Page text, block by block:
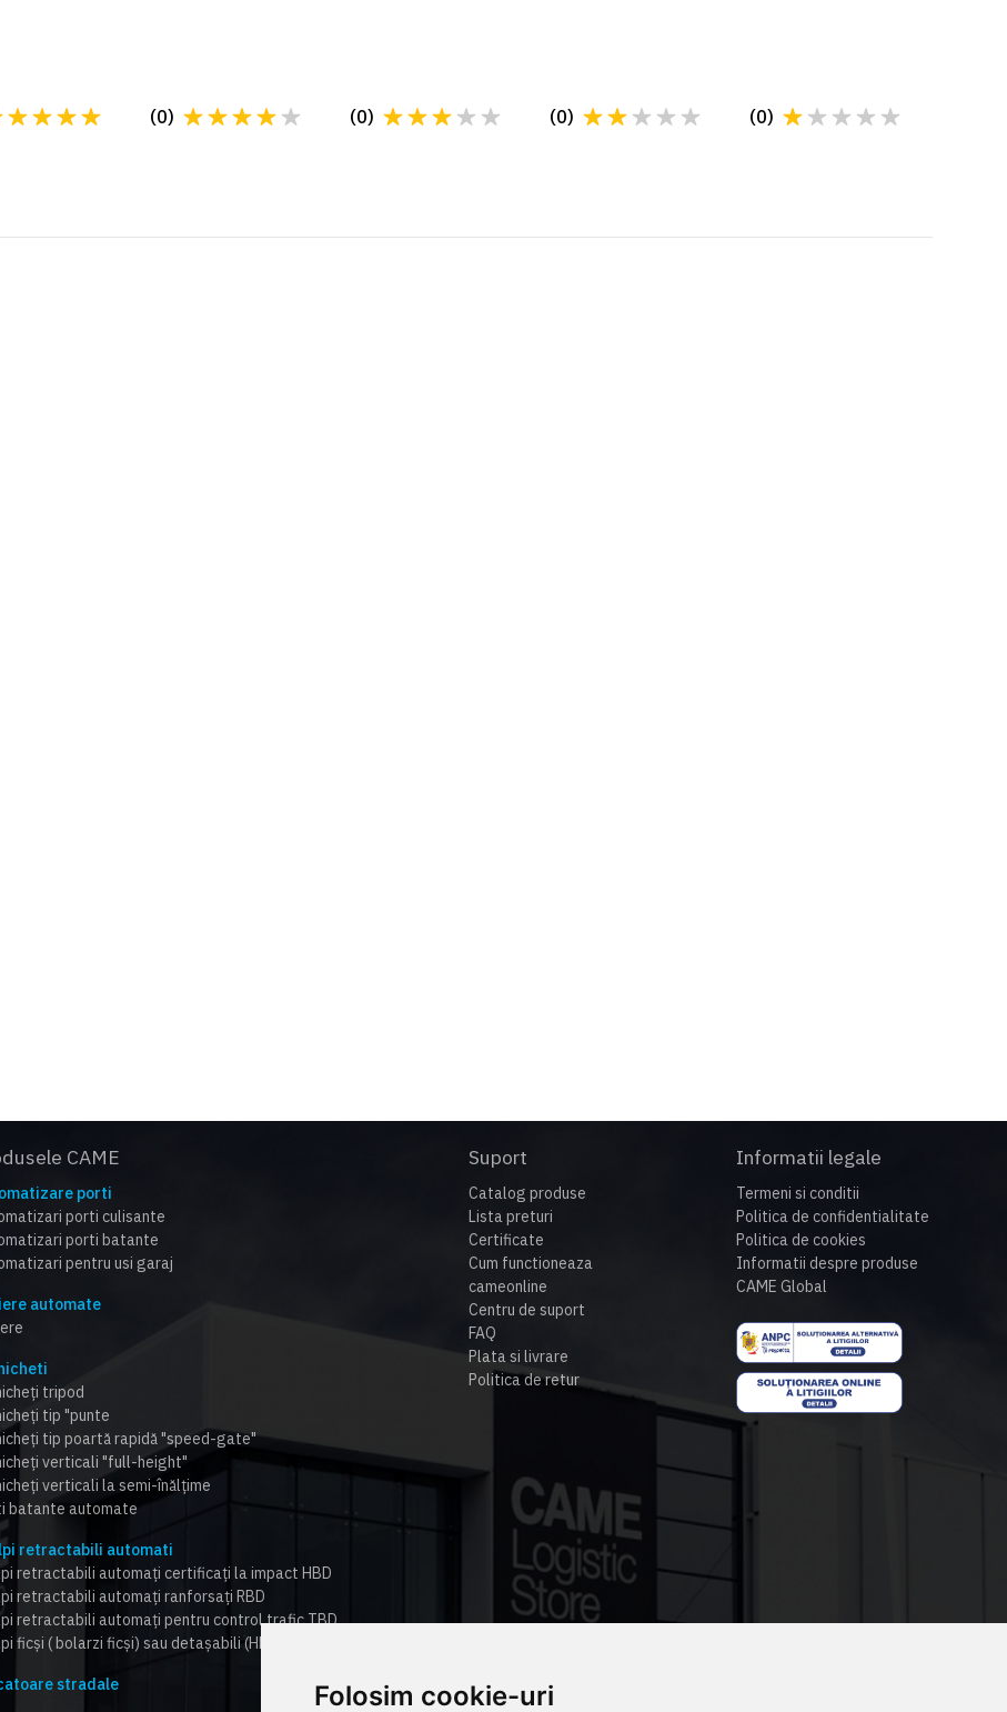
Folosim cookie-uri
(0)
(0)
(0)
(0)
CAME
porti
porti culisante
porti batante
pentru usi garaj
automate
tripod
tip "punte
tip poartă rapidă "speed-gate"
verticali "full-height"
verticali la semi-înălțime
batante automate
retractabili automati
retractabili automați certificați la impact HBD
retractabili automați ranforsați RBD
retractabili automați pentru control trafic TBD
ficși ( bolarzi ficși) sau detașabili (HBD,RBD,TBD)
stradale
Suport
Catalog produse
Lista preturi
Certificate
Cum functioneaza
cameonline
Centru de suport
FAQ
Plata si livrare
Politica de retur
Informatii legale
Termeni si conditii
Politica de confidentialitate
Politica de cookies
Informatii despre produse
CAME Global